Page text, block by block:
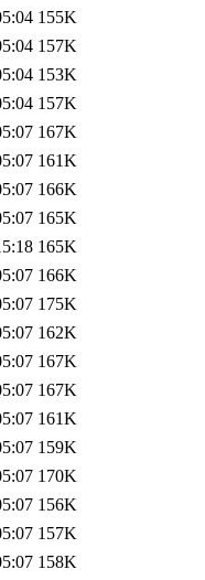
155K
157K
153K
157K
167K
161K
166K
165K
165K
166K
175K
162K
167K
167K
161K
159K
170K
156K
157K
158K